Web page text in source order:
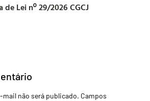
Lei nº 29/2026 CGCJ
mail não será publicado. Campos